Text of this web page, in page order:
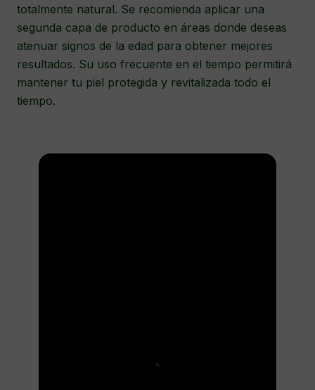
totalmente natural. Se recomienda aplicar una
segunda capa de producto en áreas donde deseas
atenuar signos de la edad para obtener mejores
resultados. Su uso frecuente en el tiempo permitirá
mantener tu piel protegida y revitalizada todo el
tiempo.